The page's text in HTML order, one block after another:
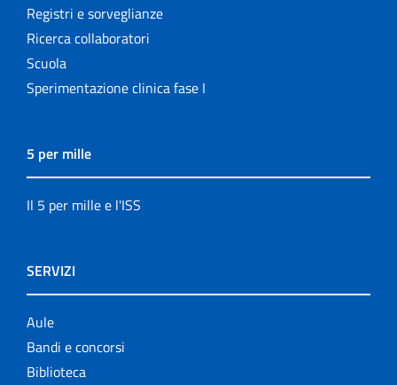
Registri e sorveglianze
Ricerca collaboratori
Scuola
Sperimentazione clinica fase I
5 per mille
Il 5 per mille e l'ISS
SERVIZI
Aule
Bandi e concorsi
Biblioteca